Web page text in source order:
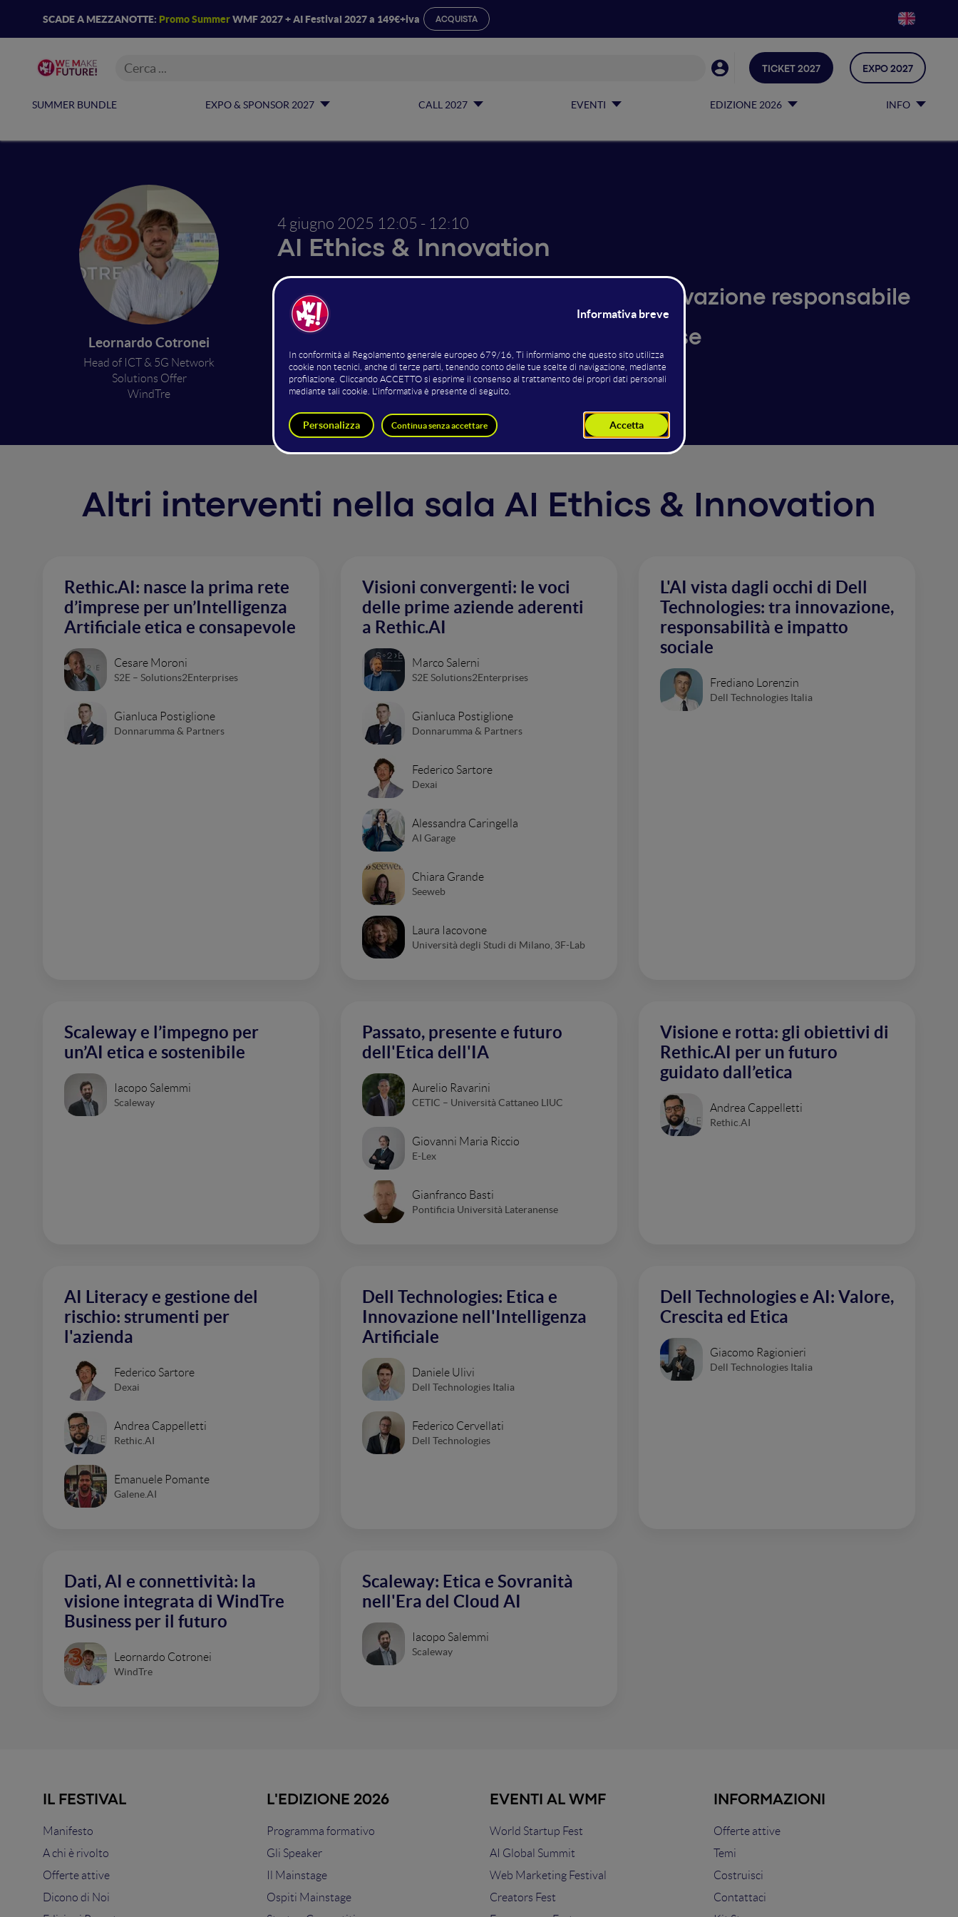
SCADE A MEZZANOTTE: Promo SummerWMF 2027 + AI Festival 2027 a 149€+iva ACQUISTA
SUMMER BUNDLE EXPO & SPONSOR 2027 CALL 2027 EVENTI EDIZIONE 2026 INFO
TICKET 2027 EXPO 2027
Leornardo Cotronei
Head of ICT & 5G Network
Solutions Offer
WindTre
4 giugno 2025 12:05 - 12:10
AI Ethics & Innovation
Big Data e AI secondo WINDTRE: innovazione responsabile
al servizio delle persone e delle imprese
Altri interventi nella sala AI Ethics & Innovation
Rethic.AI: nasce la prima rete
d’imprese per un’Intelligenza
Artificiale etica e consapevole
Cesare Moroni
S2E – Solutions2Enterprises
Gianluca Postiglione
Donnarumma & Partners
Visioni convergenti: le voci
delle prime aziende aderenti
a Rethic.AI
Marco Salerni
S2E Solutions2Enterprises
Gianluca Postiglione
Donnarumma & Partners
Federico Sartore
Dexai
Alessandra Caringella
AI Garage
Chiara Grande
Seeweb
Laura Iacovone
Università degli Studi di Milano, 3F-Lab
L'AI vista dagli occhi di Dell
Technologies: tra innovazione,
responsabilità e impatto
sociale
Frediano Lorenzin
Dell Technologies Italia
Scaleway e l’impegno per
un’AI etica e sostenibile
Iacopo Salemmi
Scaleway
Passato, presente e futuro
dell'Etica dell'IA
Aurelio Ravarini
CETIC – Università Cattaneo LIUC
Giovanni Maria Riccio
E-Lex
Gianfranco Basti
Pontificia Università Lateranense
Visione e rotta: gli obiettivi di
Rethic.AI per un futuro
guidato dall’etica
Andrea Cappelletti
Rethic.AI
AI Literacy e gestione del
rischio: strumenti per
l'azienda
Federico Sartore
Dexai
Andrea Cappelletti
Rethic.AI
Emanuele Pomante
Galene.AI
Dell Technologies: Etica e
Innovazione nell'Intelligenza
Artificiale
Daniele Ulivi
Dell Technologies Italia
Federico Cervellati
Dell Technologies
Dell Technologies e AI: Valore,
Crescita ed Etica
Giacomo Ragionieri
Dell Technologies Italia
Dati, AI e connettività: la
visione integrata di WindTre
Business per il futuro
Leornardo Cotronei
WindTre
Scaleway: Etica e Sovranità
nell'Era del Cloud AI
Iacopo Salemmi
Scaleway
IL FESTIVAL
Manifesto
A chi è rivolto
Offerte attive
Dicono di Noi
L'EDIZIONE 2026
Programma formativo
Gli Speaker
Il Mainstage
Ospiti Mainstage
EVENTI AL WMF
World Startup Fest
AI Global Summit
Web Marketing Festival
Creators Fest
INFORMAZIONI
Offerte attive
Temi
Costruisci
Contattaci